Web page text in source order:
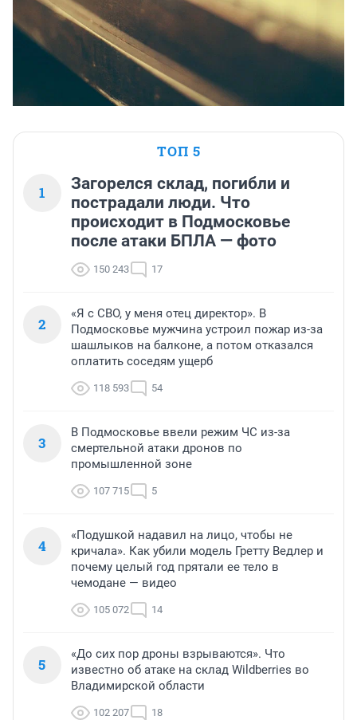
ТОП 5
1
Загорелся склад, погибли и
пострадали люди. Что
происходит в Подмосковье
после атаки БПЛА — фото
150 243 17
2
«Я с СВО, у меня отец директор». В
Подмосковье мужчина устроил пожар из-за
шашлыков на балконе, а потом отказался
оплатить соседям ущерб
118 593 54
3
В Подмосковье ввели режим ЧС из-за
смертельной атаки дронов по
промышленной зоне
107 715 5
4
«Подушкой надавил на лицо, чтобы не
кричала». Как убили модель Гретту Ведлер и
почему целый год прятали ее тело в
чемодане — видео
105 072 14
5
«До сих пор дроны взрываются». Что
известно об атаке на склад Wildberries во
Владимирской области
102 207 18